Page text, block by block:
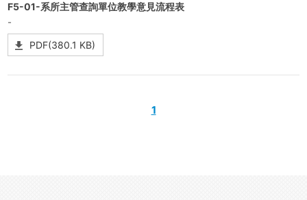
F5-01-系所主管查詢單位教學意見流程表
-
PDF(380.1 KB)
1